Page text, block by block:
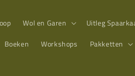
Wol en Garen
Uitleg
Boeken Workshops
Pakketten